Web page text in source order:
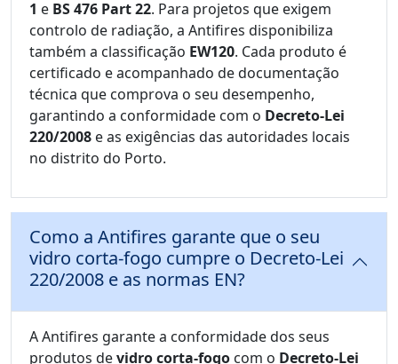
1 e BS 476 Part 22. Para projetos que exigem
controlo de radiação, a Antifires disponibiliza
também a classificação EW120. Cada produto é
certificado e acompanhado de documentação
técnica que comprova o seu desempenho,
garantindo a conformidade com o Decreto-Lei
220/2008 e as exigências das autoridades locais
no distrito do Porto.
Como a Antifires garante que o seu
vidro corta-fogo cumpre o Decreto-Lei
220/2008 e as normas EN?
A Antifires garante a conformidade dos seus
produtos devidro corta-fogo com o Decreto-Lei